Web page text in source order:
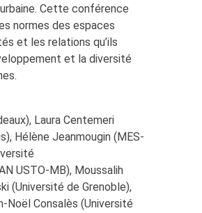
Cette conférence
normes des espaces
et les relations qu’ils
et la diversité
Laura Centemeri
Hélène Jeanmougin (MES-
USTO-MB), Moussalih
(Université de Grenoble),
Noël Consalès (Université